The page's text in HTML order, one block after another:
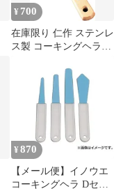
¥ 700
在庫限り 仁作 ステンレ
ス製 コーキングヘラ
¥ 870
【メール便】イノウエ
コーキングヘラ Dセッ